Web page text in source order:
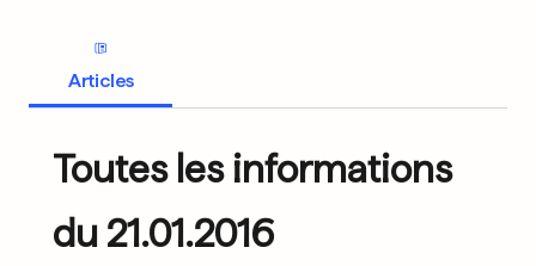
Articles
Toutes les informations
du 21.01.2016